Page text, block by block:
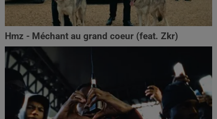
Hmz - Méchant au grand coeur (feat. Zkr)